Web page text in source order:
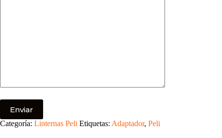
Categoría: Linternas Peli Etiquetas: Adaptador, Peli